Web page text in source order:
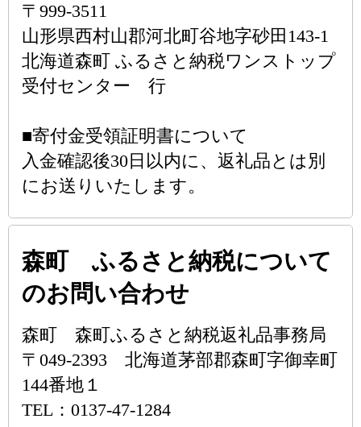
〒999-3511
山形県西村山郡河北町谷地字砂田143-1
北海道森町 ふるさと納税ワンストップ
受付センター 行
■寄付金受領証明書について
入金確認後30日以内に、返礼品とは別
にお送りいたします。
森町 ふるさと納税について
のお問い合わせ
森町 森町ふるさと納税返礼品事務局
〒049-2393 北海道茅部郡森町字御幸町
144番地１
TEL：0137-47-1284